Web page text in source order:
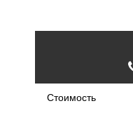
Стоимость